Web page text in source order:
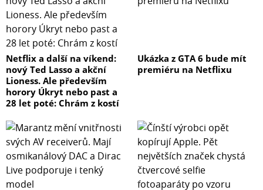
Netflix a další na víkend:
nový Ted Lasso a akční
Lioness. Ale především
horory Úkryt nebo past a
28 let poté: Chrám z kostí
Ukázka z GTA 6 bude mít
premiéru na Netflixu